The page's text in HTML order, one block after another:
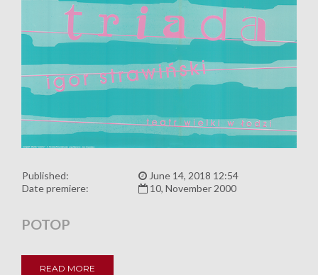
Published:
June 14, 2018 12:54
Date premiere:
10, November 2000
POTOP
READ MORE